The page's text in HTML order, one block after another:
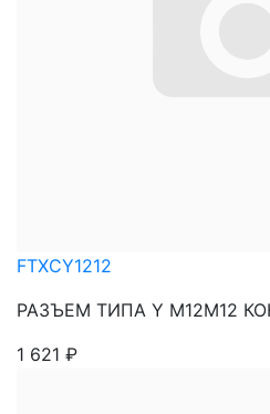
FTXCY1212
РАЗЪЕМ ТИПА Y M12M12
1 621 ₽